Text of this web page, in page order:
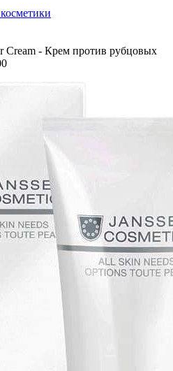
Cream - Крем против рубцовых